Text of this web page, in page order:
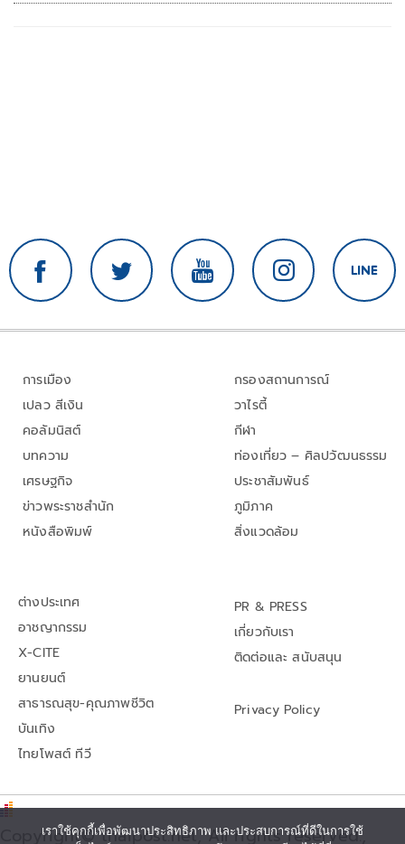
การเมือง
เปลว สีเงิน
คอลัมนิสต์
บทความ
เศรษฐกิจ
ข่าวพระราชสำนัก
หนังสือพิมพ์
กรองสถานการณ์
วาไรตี้
กีฬา
ท่องเที่ยว – ศิลปวัฒนธรรม
ประชาสัมพันธ์
ภูมิภาค
สิ่งแวดล้อม
ต่างประเทศ
อาชญากรรม
X-CITE
ยานยนต์
สาธารณสุข-คุณภาพชีวิต
บันเทิง
ไทยโพสต์ ทีวี
PR & PRESS
เกี่ยวกับเรา
ติดต่อและ สนับสนุน
Privacy Policy
Copyright© thaipost.net, All rights reserved.,
เราใช้คุกกี้เพื่อพัฒนาประสิทธิภาพ และประสบการณ์ที่ดีในการใช้